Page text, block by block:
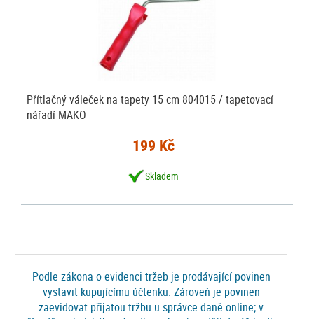
Přítlačný váleček na tapety 15 cm 804015 / tapetovací
nářadí MAKO
199 Kč
Skladem
Podle zákona o evidenci tržeb je prodávající povinen
vystavit kupujícímu účtenku. Zároveň je povinen
zaevidovat přijatou tržbu u správce daně online; v